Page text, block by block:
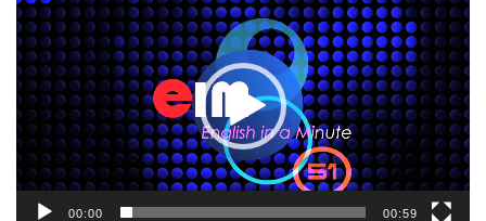
画
プ
レ
ー
ヤ
ー
00:00 00:59